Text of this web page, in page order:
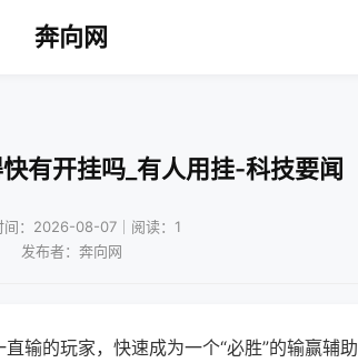
奔向网
有开挂吗_有人用挂-科技要闻
间：2026-08-07｜阅读：1
发布者：奔向网
输的玩家，快速成为一个“必胜”的输赢辅